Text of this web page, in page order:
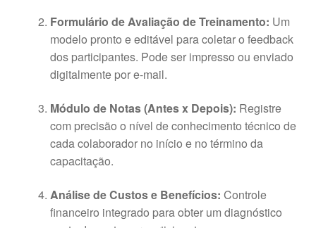
Formulário de Avaliação de Treinamento: Um
modelo pronto e editável para coletar o feedback
dos participantes. Pode ser impresso ou enviado
digitalmente por e-mail.
Módulo de Notas (Antes x Depois): Registre
com precisão o nível de conhecimento técnico de
cada colaborador no início e no término da
capacitação.
Análise de Custos e Benefícios: Controle
financeiro integrado para obter um diagnóstico